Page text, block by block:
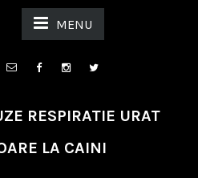
MENU
RESPIRATIE URAT
LA CAINI